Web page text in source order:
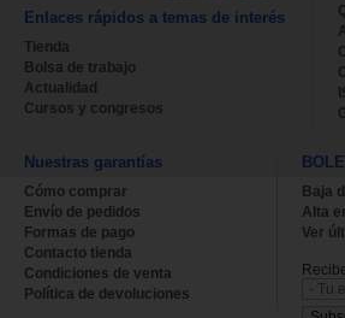
Enlaces rápidos a temas de interés
Tienda
Bolsa de trabajo
Actualidad
Cursos y congresos
Nuestras garantías
Cómo comprar
Envío de pedidos
Formas de pago
Contacto tienda
Condiciones de venta
Política de devoluciones
Baja
Alta
Ver